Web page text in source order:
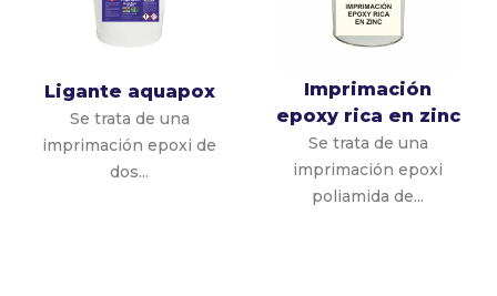
Ligante aquapox
Se trata de una
imprimación epoxi de
dos...
Imprimación
epoxy rica en zinc
Se trata de una
imprimación epoxi
poliamida de...